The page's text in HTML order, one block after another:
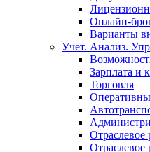
Онлайн-
Варианты
Учет. Анализ.
Зарплата и
Торговля
Отраслевое